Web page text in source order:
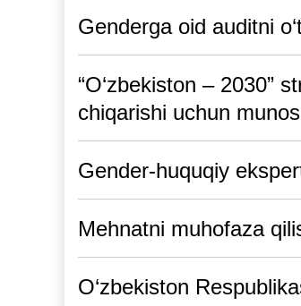
Genderga oid auditni
“O‘zbеkiston – 2030”
chiqarishi uchun
Gender-huquqiy
Mehnatni muhofaza
O‘zbekiston